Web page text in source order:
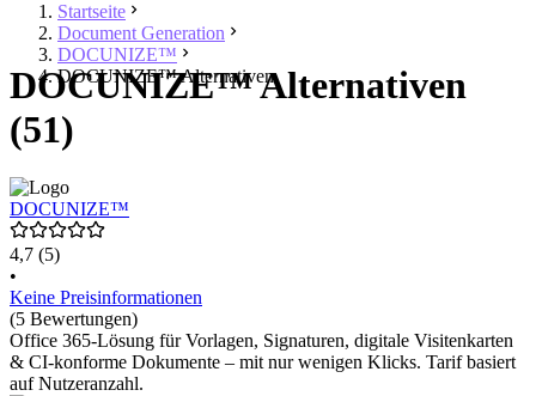
Startseite
Document Generation
DOCUNIZE™
DOCUNIZE™ Alternativen
DOCUNIZE™ Alternativen
(51)
DOCUNIZE™
4,7 (5)
•
Keine Preisinformationen
(5 Bewertungen)
Office 365-Lösung für Vorlagen, Signaturen, digitale Visitenkarten
& CI-konforme Dokumente – mit nur wenigen Klicks. Tarif basiert
auf Nutzeranzahl.